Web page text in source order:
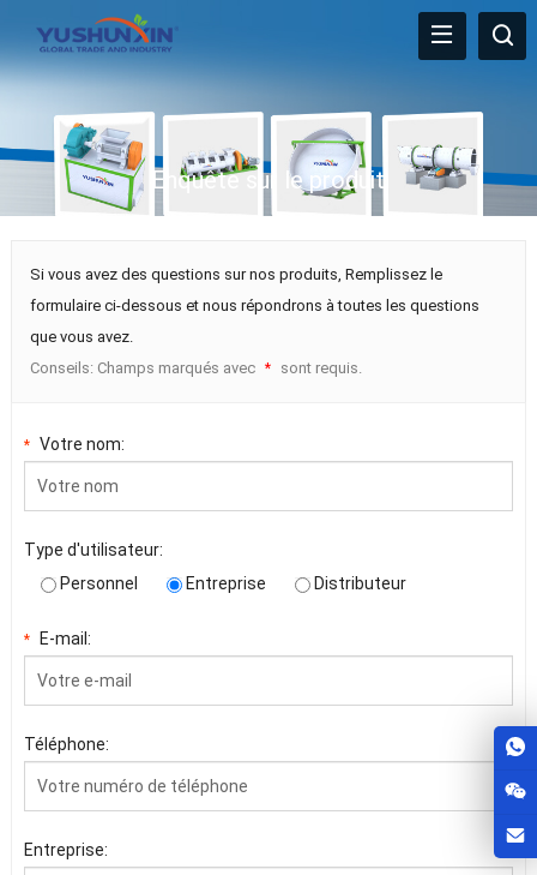
Enquête sur le produit
Si vous avez des questions sur nos produits, Remplissez le
formulaire ci-dessous et nous répondrons à toutes les questions
que vous avez.
Conseils: Champs marqués avec * sont requis.
* Votre nom:
Type d'utilisateur:
Personnel
Entreprise Distributeur
* E-mail:
Téléphone:
Entreprise: